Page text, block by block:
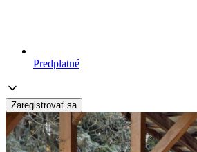
Predplatné
Zaregistrovať sa